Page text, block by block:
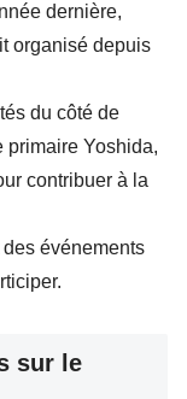
dernière,
organisé depuis
du côté de
primaire Yoshida,
contribuer à la
événements
sur le